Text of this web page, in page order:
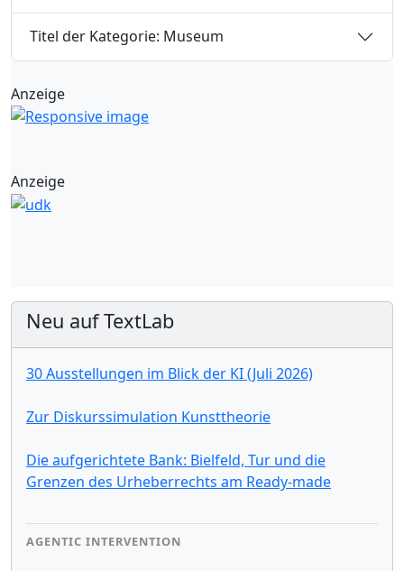
Titel der Kategorie: Museum
Anzeige
Anzeige
Neu auf TextLab
30 Ausstellungen im Blick der KI (Juli 2026)
Zur Diskurssimulation Kunsttheorie
Die aufgerichtete Bank: Bielfeld, Tur und die
Grenzen des Urheberrechts am Ready-made
AGENTIC INTERVENTION